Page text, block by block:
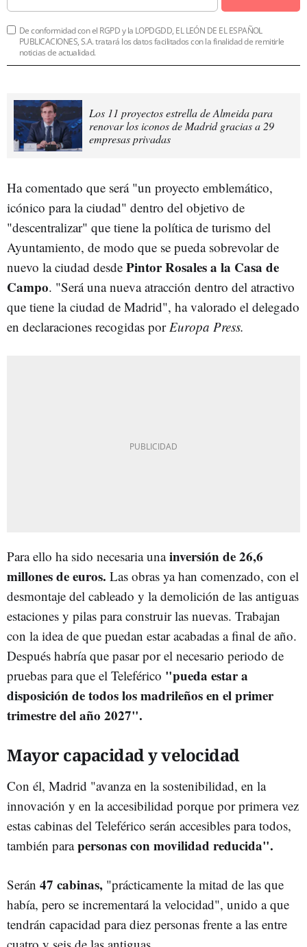
De conformidad con el RGPD y la LOPDGDD, EL LEÓN DE EL ESPAÑOL
PUBLICACIONES, S.A. tratará los datos facilitados con la finalidad de remitirle
noticias de actualidad.
Los 11 proyectos estrella de Almeida para
renovar los iconos de Madrid gracias a 29
empresas privadas
Ha comentado que será "un proyecto emblemático,
icónico para la ciudad" dentro del objetivo de
"descentralizar" que tiene la política de turismo del
Ayuntamiento, de modo que se pueda sobrevolar de
nuevo la ciudad desde Pintor Rosales a la Casa de
Campo. "Será una nueva atracción dentro del atractivo
que tiene la ciudad de Madrid", ha valorado el delegado
en declaraciones recogidas por Europa Press.
Para ello ha sido necesaria unainversión de 26,6
millones de euros. Las obras ya han comenzado, con el
desmontaje del cableado y la demolición de las antiguas
estaciones y pilas para construir las nuevas. Trabajan
con la idea de que puedan estar acabadas a final de año.
Después habría que pasar por el necesario periodo de
pruebas para que el Teleférico "pueda estar a
disposición de todos los madrileños en el primer
trimestre del año 2027".
Mayor capacidad y velocidad
Con él, Madrid "avanza en la sostenibilidad, en la
innovación y en la accesibilidad porque por primera vez
estas cabinas del Teleférico serán accesibles para todos,
también parapersonas con movilidad reducida".
Serán 47 cabinas, "prácticamente la mitad de las que
había, pero se incrementará la velocidad", unido a que
tendrán capacidad para diez personas frente a las entre